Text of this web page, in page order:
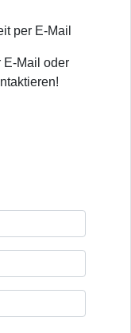
per E-Mail
E-Mail oder